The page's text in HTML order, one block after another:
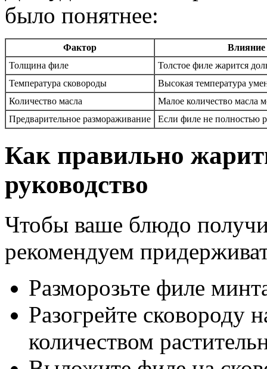
было понятнее:
Фактор
Толщина филе
Толстое филе жарится
Температура сковороды
Высокая температура
Количество масла
Малое количество масла
Предварительное размораживание
Если филе не полностью
Как правильно
руководство
Чтобы ваше блюдо
рекомендуем
Разморозьте филе
Разогрейте сковороду
количеством